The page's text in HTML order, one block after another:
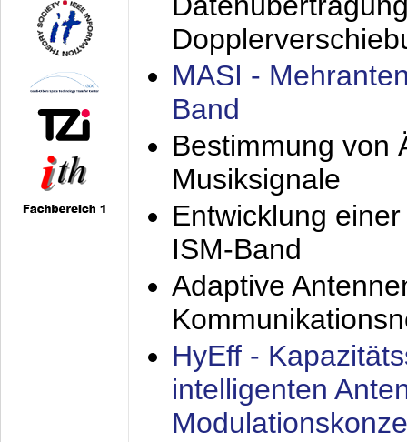
MASI -
Band
Bestimmung von
Musiksignale
Entwicklung
ISM-Band
Adaptive
HyEff -
intelligenten